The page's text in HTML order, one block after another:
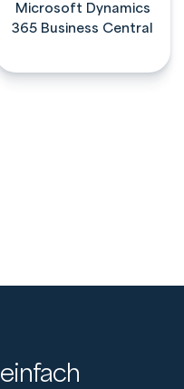
Microsoft Dynamics
365 Business Central